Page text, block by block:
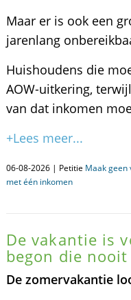
Maar er is ook een
jarenlang
Huishoudens die
AOW-uitkering,
van dat inkomen
+Lees meer...
06-08-2026 | Petitie Maak geen
met één inkomen
De vakantie is
begon die nooit
De zomervakantie